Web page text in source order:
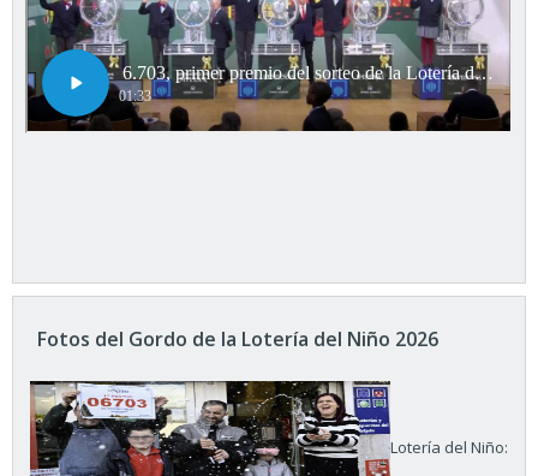
Fotos del Gordo de la Lotería del Niño 2026
Lotería del Niño: